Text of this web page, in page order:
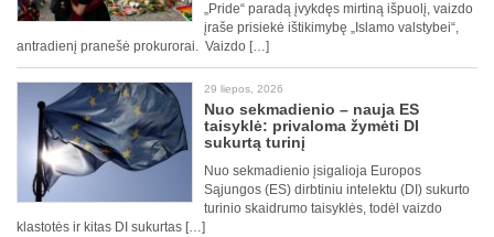
„Pride“ paradą įvykdęs mirtiną išpuolį, vaizdo
įraše prisiekė ištikimybę „Islamo valstybei“,
antradienį pranešė prokurorai. Vaizdo […]
29 liepos, 2026
Nuo sekmadienio – nauja ES
taisyklė: privaloma žymėti DI
sukurtą turinį
Nuo sekmadienio įsigalioja Europos
Sąjungos (ES) dirbtiniu intelektu (DI) sukurto
turinio skaidrumo taisyklės, todėl vaizdo
klastotės ir kitas DI sukurtas […]